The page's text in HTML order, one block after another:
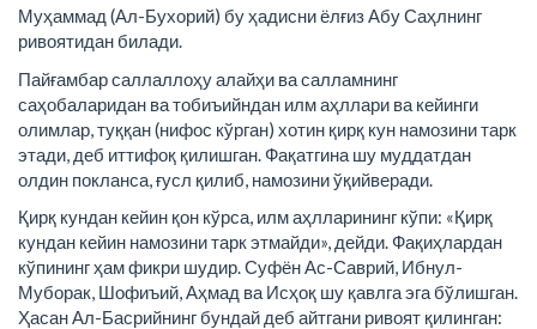
Муҳаммад (Ал-Бухорий) бу ҳадисни ёлғиз Абу Саҳлнинг
ривоятидан билади.
Пайғамбар саллаллоҳу алайҳи ва салламнинг
саҳобаларидан ва тобиъийндан илм аҳллари ва кейинги
олимлар, туққан (нифос кўрган) хотин қирқ кун намозини тарк
этади, деб иттифоқ қилишган. Фақатгина шу муддатдан
олдин покланса, ғусл қилиб, намозини ўқийверади.
Қирқ кундан кейин қон кўрса, илм аҳлларининг кўпи: «Қирқ
кундан кейин намозини тарк этмайди», дейди. Фақиҳлардан
кўпининг ҳам фикри шудир. Суфён Ас-Саврий, Ибнул-
Муборак, Шофиъий, Аҳмад ва Исҳоқ шу қавлга эга бўлишган.
Ҳасан Ал-Басрийнинг бундай деб айтгани ривоят қилинган: